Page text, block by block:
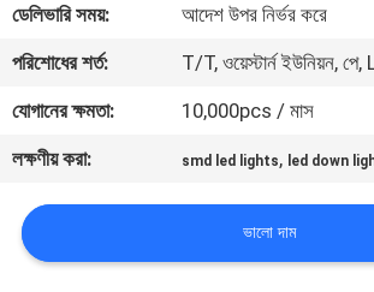
যোগাযোগ
করুন
জন্য
আবেদন
ডেলিভারি সময়:
আদেশ উপর নির্ভর করে
পরিশোধের শর্ত:
T/T, ওয়েস্টার্ন ইউনিয়ন, পে,
যোগানের ক্ষমতা:
10,000pcs / মাস
লক্ষণীয় করা:
smd led lights, led down
ভালো দাম